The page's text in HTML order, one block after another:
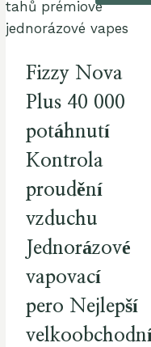
Fizzy Nova
Plus 40 000
potáhnutí
Kontrola
proudění
vzduchu
Jednorázové
vapovací
pero Nejlepší